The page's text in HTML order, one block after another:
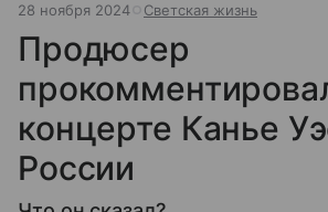
28 ноября 2024 Светская жизнь
Продюсер
концерте Канье
России